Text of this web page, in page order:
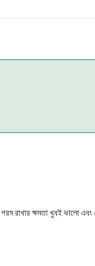
রাখার ক্ষমতা খুবই ভালো